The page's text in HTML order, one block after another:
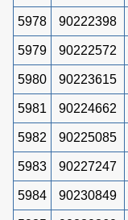
5978 90222398
5979 90222572
5980 90223615
5981 90224662
5982 90225085
5983 90227247
5984 90230849